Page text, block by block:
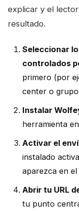
explicar y el
resultado.
Seleccionar
controlados
primero (por
center o
Instalar
herramienta
Activar el
instalado
aparezca en el
Abrir tu URL
tu punto